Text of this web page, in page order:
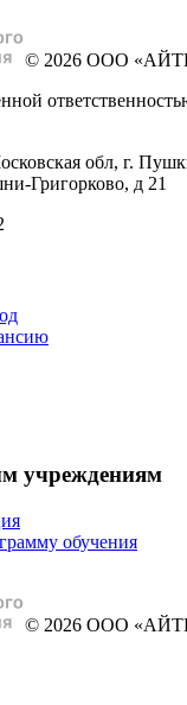
© 2026 ООО
обл, г.
Григорково, д 21
учреждениям
обучения
© 2026 ООО